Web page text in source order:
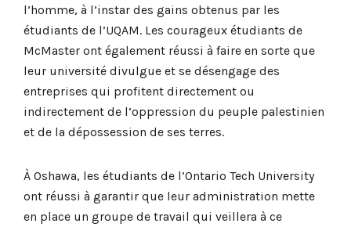
l’homme, à l’instar des gains obtenus par les
étudiants de l’UQAM. Les courageux étudiants de
McMaster ont également réussi à faire en sorte que
leur université divulgue et se désengage des
entreprises qui profitent directement ou
indirectement de l’oppression du peuple palestinien
et de la dépossession de ses terres.
À Oshawa, les étudiants de l’Ontario Tech University
ont réussi à garantir que leur administration mette
en place un groupe de travail qui veillera à ce